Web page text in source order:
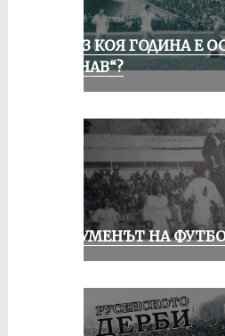
ПРЕЗ КОЯ ГОДИНА Е
„ДУНАВ“?
ШОУМЕНЪТ НА